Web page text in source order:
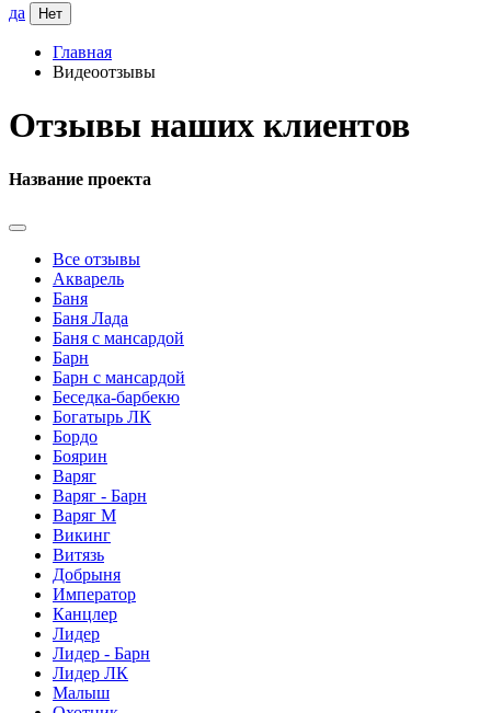
да
Нет
Главная
Видеоотзывы
Отзывы наших клиентов
Название проекта
Все отзывы
Акварель
Баня
Баня Лада
Баня с мансардой
Барн
Барн с мансардой
Беседка-барбекю
Богатырь ЛК
Бордо
Боярин
Варяг
Варяг - Барн
Варяг М
Викинг
Витязь
Добрыня
Император
Канцлер
Лидер
Лидер - Барн
Лидер ЛК
Малыш